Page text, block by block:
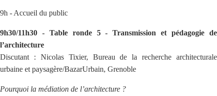
9h - Accueil du public
9h30/11h30 - Table ronde 5 - Transmission et pédagogie de
l’architecture
Discutant : Nicolas Tixier, Bureau de la recherche architecturale
urbaine et paysagère/BazarUrbain, Grenoble
Pourquoi la médiation de l’architecture ?